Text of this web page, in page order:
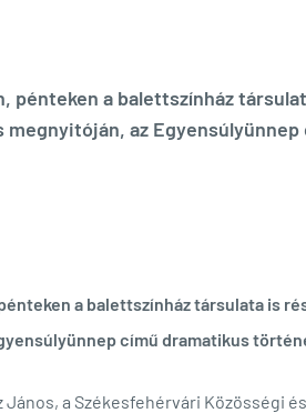
pénteken a balettszínház
megnyitóján, az
a balettszínház társulata is
című dramatikus
János, a Székesfehérvári Közösségi